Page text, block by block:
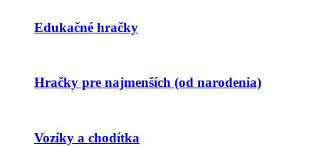
Edukačné hračky
Hračky pre najmenších (od narodenia)
Vozíky a chodítka